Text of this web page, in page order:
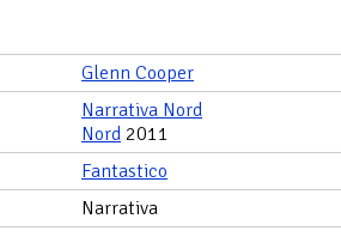
Glenn Cooper
Narrativa Nord
Nord 2011
Fantastico
Narrativa